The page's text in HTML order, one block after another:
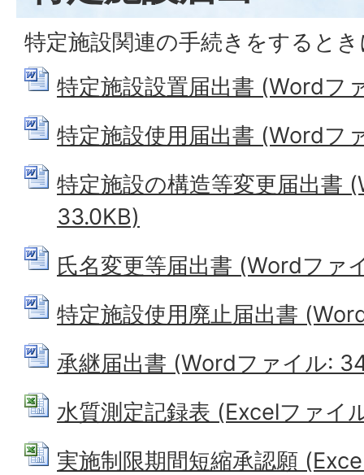
特定施設関連の手続きをすると
特定施設設置届出書 (Wordフ
特定施設使用届出書 (Wordフ
特定施設の構造等変更届出書
33.0KB)
氏名変更等届出書 (Wordファ
特定施設使用廃止届出書
承継届出書 (Wordファイル:
水質測定記録表 (Excelファイ
実施制限期間短縮承認願